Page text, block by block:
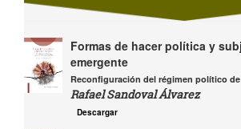
Formas de hacer política y
emergente
Reconfiguración del régimen político
Rafael Sandoval Álvarez
Descargar